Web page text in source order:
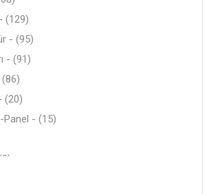
(129)
- (95)
- (91)
(20)
- (15)